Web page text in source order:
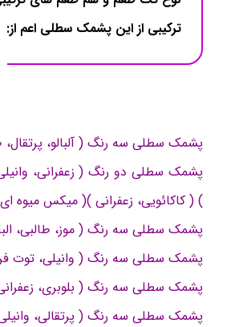
ترکیبی از این پشمک سطلی اعم از:
پشمک سطلی سه رنگ ( آلبالو، پرتقال،
پشمک سطلی دو رنگ ( زعفرانی،
) ( کاکائویی، زعفرانی )( میکس میوه
پشمک سطلی سه رنگ ( موز، طالبی،
پشمک سطلی سه رنگ ( وانیلی، توت
پشمک سطلی سه رنگ ( بلوبری،
پشمک سطلی سه رنگ ( پرتقالی،